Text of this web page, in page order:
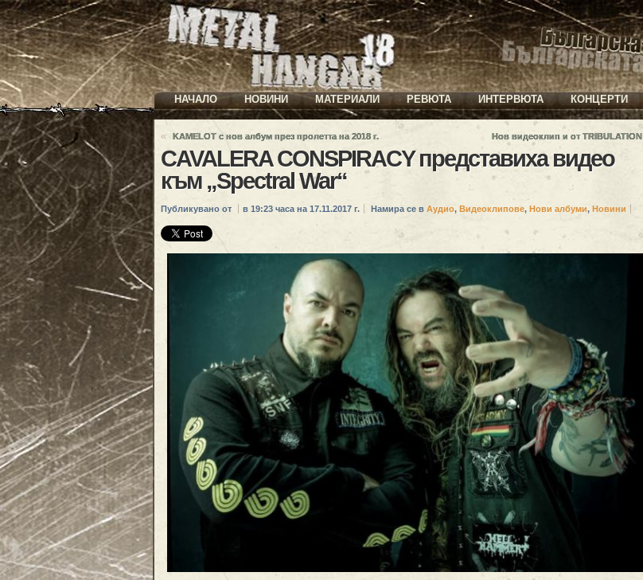
НАЧАЛО НОВИНИ МАТЕРИАЛИ РЕВЮТА ИНТЕРВЮТА КОНЦЕРТИ
« KAMELOT с нов албум през пролетта на 2018 г. Нов видеоклип и от TRIBULATION
CAVALERA CONSPIRACY представиха видео
към „Spectral War“
Публикувано от в 19:23 часа на 17.11.2017 г. Намира се в Аудио, Видеоклипове, Нови албуми, Новини